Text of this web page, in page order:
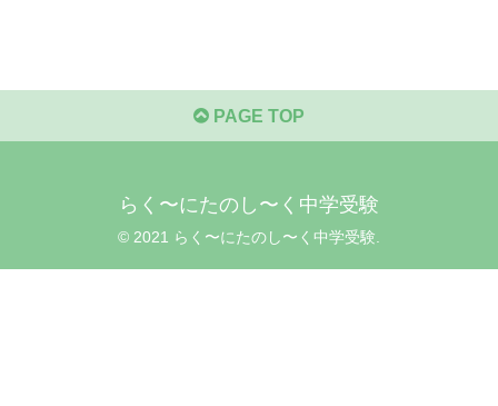
PAGE TOP
らく〜にたのし〜く中学受験
© 2021 らく〜にたのし〜く中学受験.